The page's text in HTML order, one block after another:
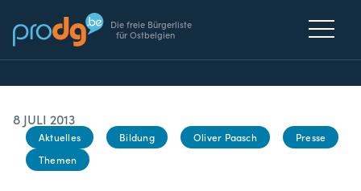
Die freie Bürgerliste
für Ostbelgien
8 JULI 2013
Aktuelles Bildung Oliver Paasch
Presse
Themen